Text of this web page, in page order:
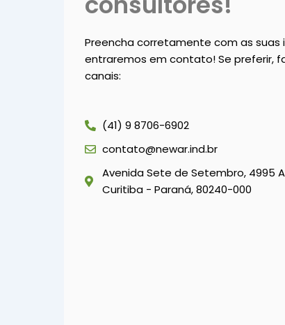
Preencha corretamente com as suas
entraremos em contato! Se preferir,
canais:
(41) 9 8706-6902
contato@newar.ind.br
Avenida Sete de Setembro, 4995
Curitiba - Paraná, 80240-000